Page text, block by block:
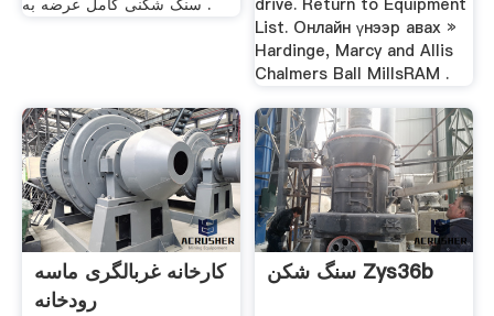
سنگ شکنی کامل عرضه به .
drive. Return to Equipment
List. Онлайн үнээр авах »
Hardinge, Marcy and Allis
Chalmers Ball MillsRAM .
کارخانه غربالگری ماسه
رودخانه
سنگ شکن Zys36b